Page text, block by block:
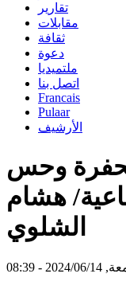
تقارير
مقابلات
ثقافة
دعوة
ملتميديا
اتصل بنا
Francais
Pulaar
الأرشيف
وحس
هشام
الشلوي
06/14 - 08:39